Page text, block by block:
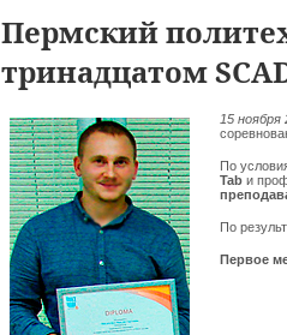
Пермский
тринадцатом
15 ноября
По
Tab и
По
Первое